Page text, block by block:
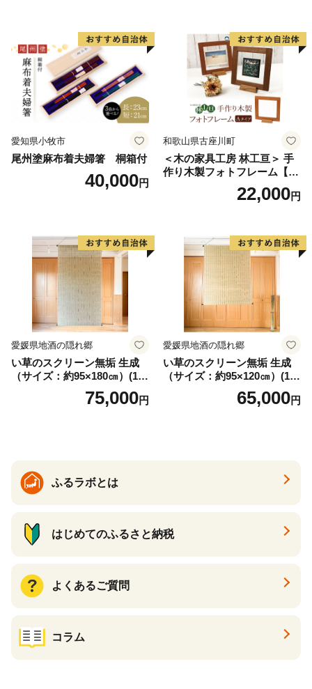
牧市 お取り寄せ 送料無料
グッズ 愛知県 小牧市 お取り
寄せ 送料無料
愛知県小牧市
尾州塗麻布着夫婦箸 桐箱付
40,000円
和歌山県古座川町
＜木の家具工房 林工亘＞ 手
作り木製フォトフレーム【A
22,000円
愛媛県地酒の隠れ郷
い草のスクリーン無垢 生成
（サイズ：約95×180㎝）(14
75,000円
愛媛県地酒の隠れ郷
い草のスクリーン無垢 生成
（サイズ：約95×120㎝）(14
65,000円
ふるラボとは
はじめてのふるさと納税
よくあるご質問
コラム